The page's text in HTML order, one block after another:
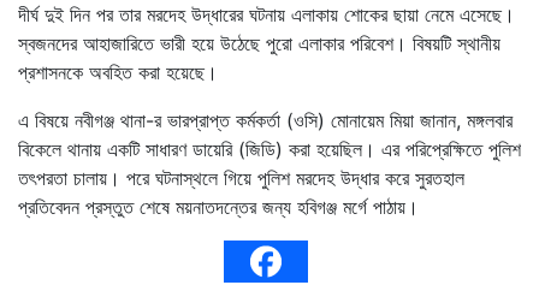
দীর্ঘ দুই দিন পর তার মরদেহ উদ্ধারের ঘটনায় এলাকায় শোকের ছায়া নেমে এসেছে।
স্বজনদের আহাজারিতে ভারী হয়ে উঠেছে পুরো এলাকার পরিবেশ। বিষয়টি স্থানীয়
প্রশাসনকে অবহিত করা হয়েছে।
এ বিষয়ে নবীগঞ্জ থানা-র ভারপ্রাপ্ত কর্মকর্তা (ওসি) মোনায়েম মিয়া জানান, মঙ্গলবার
বিকেলে থানায় একটি সাধারণ ডায়েরি (জিডি) করা হয়েছিল। এর পরিপ্রেক্ষিতে পুলিশ
তৎপরতা চালায়। পরে ঘটনাস্থলে গিয়ে পুলিশ মরদেহ উদ্ধার করে সুরতহাল
প্রতিবেদন প্রস্তুত শেষে ময়নাতদন্তের জন্য হবিগঞ্জ মর্গে পাঠায়।